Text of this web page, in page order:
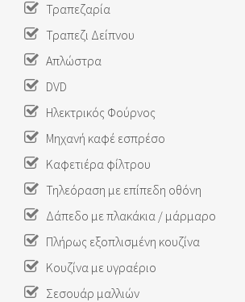
Τραπεζαρία
Τραπεζι Δείπνου
Απλώστρα
DVD
Ηλεκτρικός Φούρνος
Μηχανή καφέ εσπρέσο
Καφετιέρα φίλτρου
Τηλεόραση με επίπεδη οθόνη
Δάπεδο με πλακάκια / μάρμαρο
Πλήρως εξοπλισμένη κουζίνα
Κουζίνα με υγραέριο
Σεσουάρ μαλλιών